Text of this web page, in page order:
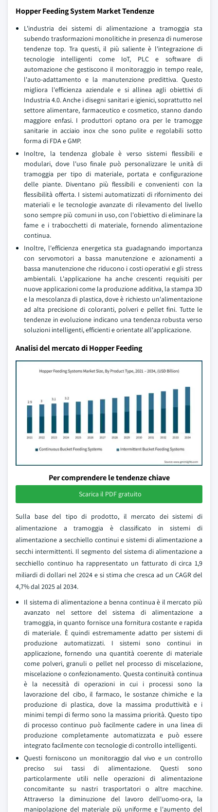
Hopper Feeding System Market Tendenze
L'industria dei sistemi di alimentazione a tramoggia sta
subendo trasformazioni monolitiche in presenza di numerose
tendenze top. Tra questi, il più saliente è l'integrazione di
tecnologie intelligenti come IoT, PLC e software di
automazione che gestiscono il monitoraggio in tempo reale,
l'auto-adattamento e la manutenzione predittiva. Questo
migliora l'efficienza aziendale e si allinea agli obiettivi di
Industria 4.0. Anche i disegni sanitari e igienici, soprattutto nel
settore alimentare, farmaceutico e cosmetico, stanno dando
maggiore enfasi. I produttori optano ora per le tramogge
sanitarie in acciaio inox che sono pulite e regolabili sotto
forma di FDA e GMP.
Inoltre, la tendenza globale è verso sistemi flessibili e
modulari, dove l'uso finale può personalizzare le unità di
tramoggia per tipo di materiale, portata e configurazione
delle piante. Diventano più flessibili e convenienti con la
flessibilità offerta. I sistemi automatizzati di rifornimento dei
materiali e le tecnologie avanzate di rilevamento del livello
sono sempre più comuni in uso, con l'obiettivo di eliminare la
fame e i trabocchetti di materiale, fornendo alimentazione
continua.
Inoltre, l'efficienza energetica sta guadagnando importanza
con servomotori a bassa manutenzione e azionamenti a
bassa manutenzione che riducono i costi operativi e gli stress
ambientali. L'applicazione ha anche crescenti requisiti per
nuove applicazioni come la produzione additiva, la stampa 3D
e la mescolanza di plastica, dove è richiesto un'alimentazione
ad alta precisione di coloranti, polveri e pellet fini. Tutte le
tendenze in evoluzione indicano una tendenza robusta verso
soluzioni intelligenti, efficienti e orientate all'applicazione.
Analisi del mercato di Hopper Feeding
Per comprendere le tendenze chiave
Scarica il PDF gratuito
Sulla base del tipo di prodotto, il mercato dei sistemi di
alimentazione a tramoggia è classificato in sistemi di
alimentazione a secchiello continui e sistemi di alimentazione a
secchi intermittenti. Il segmento del sistema di alimentazione a
secchiello continuo ha rappresentato un fatturato di circa 1,9
miliardi di dollari nel 2024 e si stima che cresca ad un CAGR del
4,7% dal 2025 al 2034.
Il sistema di alimentazione a benna continua è il mercato più
avanzato nel settore del sistema di alimentazione a
tramoggia, in quanto fornisce una fornitura costante e rapida
di materiale. È quindi estremamente adatto per sistemi di
produzione automatizzati. I sistemi sono continui in
applicazione, fornendo una quantità coerente di materiale
come polveri, granuli o pellet nel processo di miscelazione,
miscelazione o confezionamento. Questa continuità continua
è la necessità di operazioni in cui i processi sono la
lavorazione del cibo, il farmaco, le sostanze chimiche e la
produzione di plastica, dove la massima produttività e i
minimi tempi di fermo sono la massima priorità. Questo tipo
di processo continuo può facilmente cadere in una linea di
produzione completamente automatizzata e può essere
integrato facilmente con tecnologie di controllo intelligenti.
Questi forniscono un monitoraggio dal vivo e un controllo
preciso sui tassi di alimentazione. Questi sono
particolarmente utili nelle operazioni di alimentazione
concomitante su nastri trasportatori o altre macchine.
Attraverso la diminuzione del lavoro dell'uomo-ora, la
manipolazione del materiale più uniforme e l'aumento del